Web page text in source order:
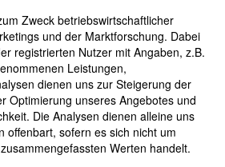
Zweck betriebswirtschaftlicher
und der Marktforschung. Dabei
registrierten Nutzer mit Angaben, z.B.
Leistungen,
dienen uns zur Steigerung der
Optimierung unseres Angebotes und
Die Analysen dienen alleine uns
offenbart, sofern es sich nicht um
Werten handelt.